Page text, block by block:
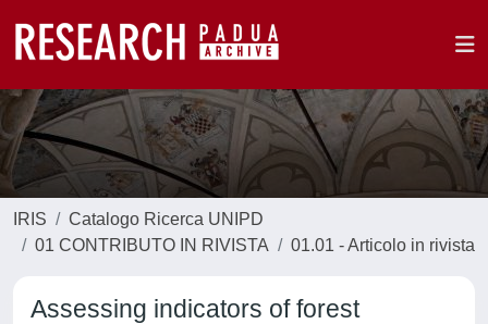
IRIS
Catalogo Ricerca UNIPD
01 CONTRIBUTO IN RIVISTA
01.01 - Articolo in rivista
Assessing indicators of forest